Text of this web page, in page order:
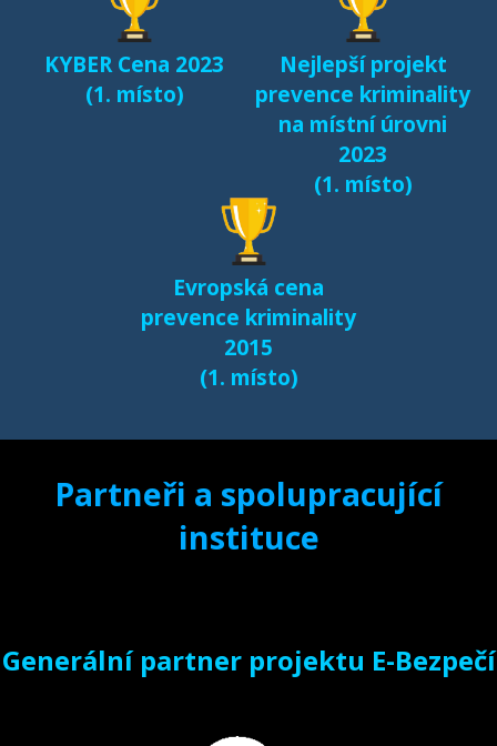
KYBER Cena 2023
(1. místo)
Nejlepší projekt
prevence kriminality
na místní úrovni
2023
(1. místo)
Evropská cena
prevence kriminality
2015
(1. místo)
Partneři a spolupracující
instituce
Generální partner projektu E-Bezpečí